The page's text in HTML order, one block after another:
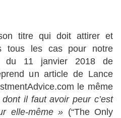
titre qui doit attirer et
tous les cas pour notre
du 11 janvier 2018 de
un article de Lance
le même
il faut avoir peur c’est
elle-même » (“The Only